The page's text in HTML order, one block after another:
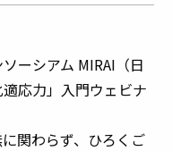
ーシアム MIRAI（日
応力」入門ウェビナ
関わらず、ひろくご